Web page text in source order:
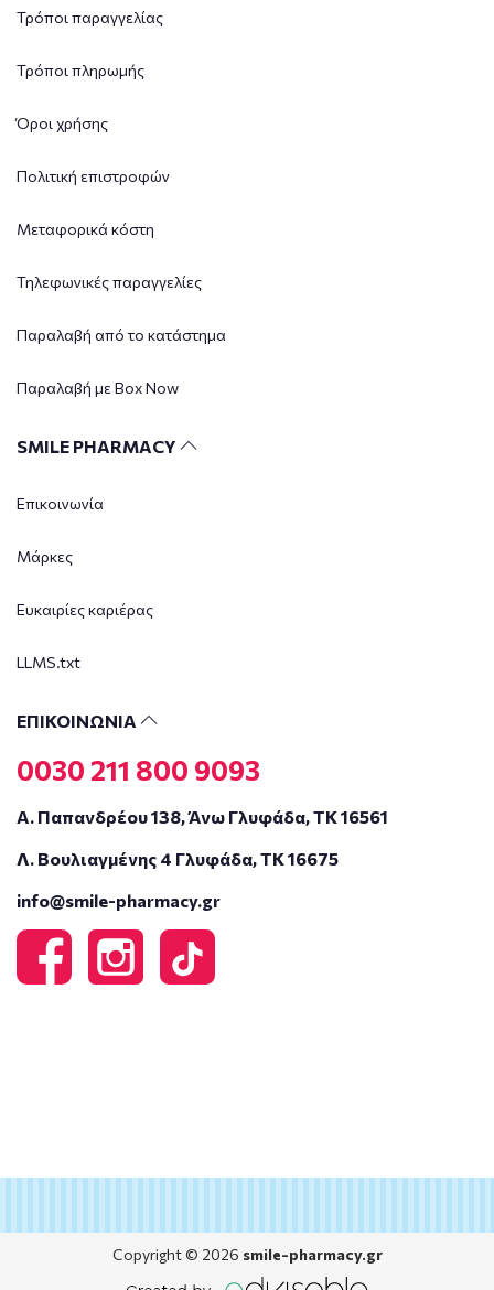
Τρόποι παραγγελίας
Τρόποι πληρωμής
Όροι χρήσης
Πολιτική επιστροφών
Μεταφορικά κόστη
Τηλεφωνικές παραγγελίες
Παραλαβή από το κατάστημα
Παραλαβή με Box Now
SMILE PHARMACY
Επικοινωνία
Μάρκες
Ευκαιρίες καριέρας
LLMS.txt
ΕΠΙΚΟΙΝΩΝΙΑ
0030 211 800 9093
Α. Παπανδρέου 138, Άνω Γλυφάδα, ΤΚ 16561
Λ. Βουλιαγμένης 4 Γλυφάδα, ΤΚ 16675
info@smile-pharmacy.gr
Copyright © 2026 smile-pharmacy.gr